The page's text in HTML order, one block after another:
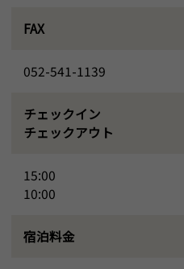
FAX
052-541-1139
チェックイン
チェックアウト
15:00
10:00
宿泊料金